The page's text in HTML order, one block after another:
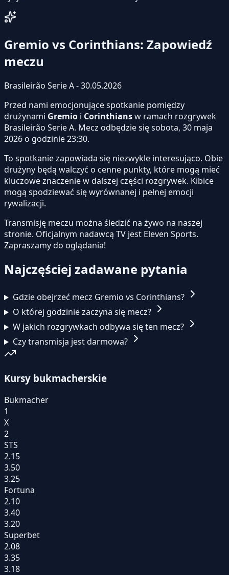
Gremio vs Corinthians: Zapowiedź
meczu
Brasileirão Serie A - 30.05.2026
Przed nami emocjonujące spotkanie pomiędzy
drużynami Gremio i Corinthiansw ramach rozgrywek
Brasileirão Serie A. Mecz odbędzie się sobota, 30 maja
2026 o godzinie 23:30.
To spotkanie zapowiada się niezwykle interesująco. Obie
drużyny będą walczyć o cenne punkty, które mogą mieć
kluczowe znaczenie w dalszej części rozgrywek. Kibice
mogą spodziewać się wyrównanej i pełnej emocji
rywalizacji.
Transmisję meczu można śledzić na żywo na naszej
stronie. Oficjalnym nadawcą TV jest Eleven Sports.
Zapraszamy do oglądania!
Najczęściej zadawane pytania
Gdzie obejrzeć mecz Gremio vs Corinthians?
O której godzinie zaczyna się mecz?
W jakich rozgrywkach odbywa się ten mecz?
Czy transmisja jest darmowa?
Kursy bukmacherskie
Bukmacher
1
X
2
STS
2.15
3.50
3.25
Fortuna
2.10
3.40
3.20
Superbet
2.08
3.35
3.18